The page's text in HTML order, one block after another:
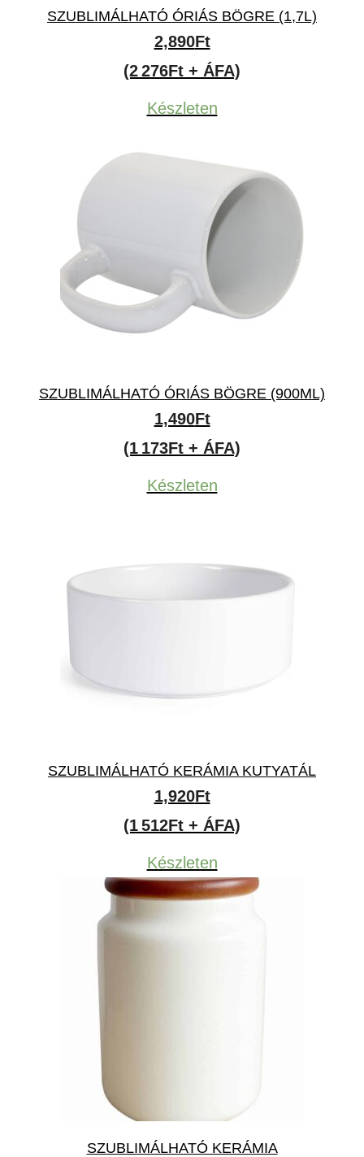
SZUBLIMÁLHATÓ ÓRIÁS BÖGRE (1,7L)
2,890Ft
(2 276Ft + ÁFA)
Készleten
SZUBLIMÁLHATÓ ÓRIÁS BÖGRE (900ML)
1,490Ft
(1 173Ft + ÁFA)
Készleten
SZUBLIMÁLHATÓ KERÁMIA KUTYATÁL
1,920Ft
(1 512Ft + ÁFA)
Készleten
SZUBLIMÁLHATÓ KERÁMIA